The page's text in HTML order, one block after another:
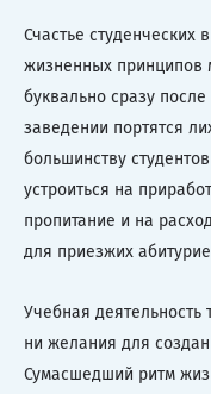
Счастье студенческих
жизненных принципов
буквально сразу
заведении портятся
большинству
устроиться на
пропитание и на
для приезжих
Учебная деятельность
ни желания для
Сумасшедший ритм